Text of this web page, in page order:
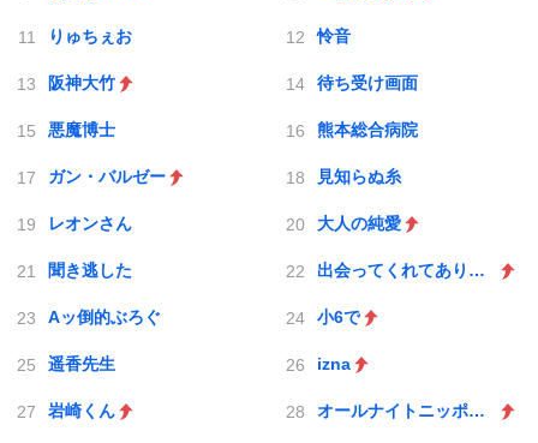
りゅちぇお 怜音
阪神大竹 待ち受け画面
悪魔博士 熊本総合病院
ガン・バルゼー 見知らぬ糸
レオンさん 大人の純愛
聞き逃した 出会ってくれてありがとう
Aッ倒的ぶろぐ 小6で
遥香先生 izna
岩崎くん オールナイトニッポンX(クロス)